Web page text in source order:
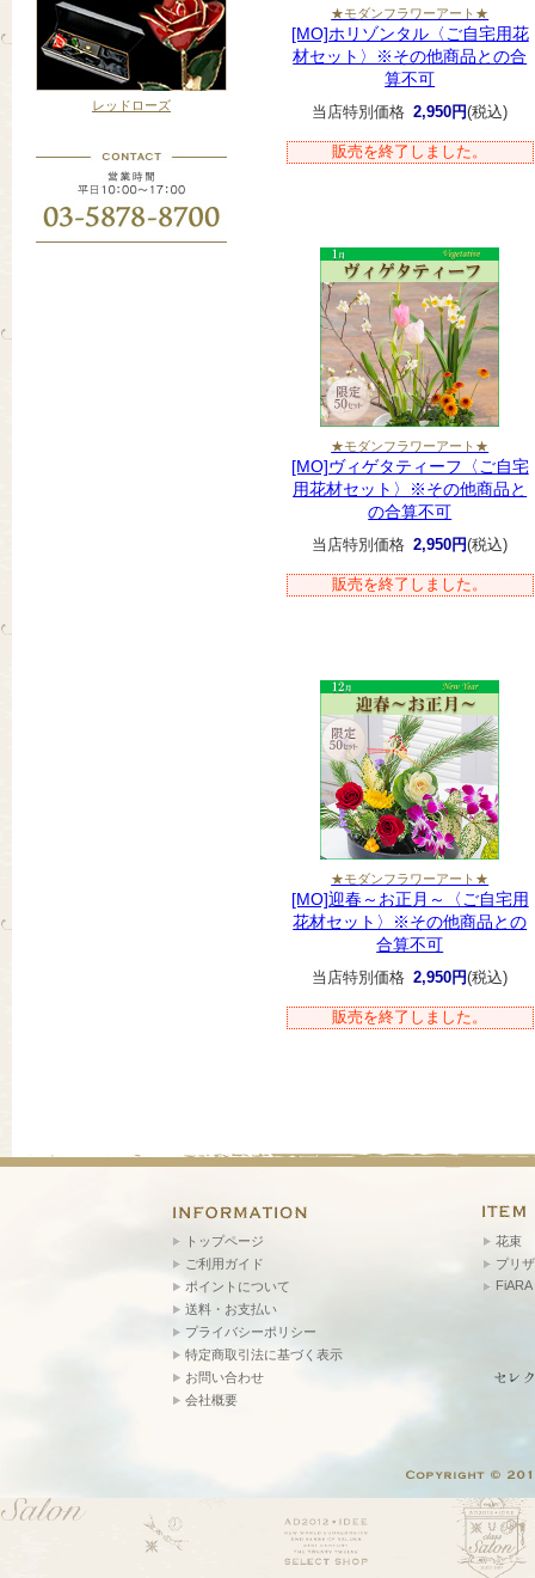
レッドローズ
★モダンフラワーアート★
[MO]ホリゾンタル〈ご自宅用花
材セット〉※その他商品との合
算不可
当店特別価格 2,950円(税込)
販売を終了しました。
★モダンフラワーアート★
[MO]ヴィゲタティーフ〈ご自宅
用花材セット〉※その他商品と
の合算不可
当店特別価格 2,950円(税込)
販売を終了しました。
★モダンフラワーアート★
[MO]迎春～お正月～〈ご自宅用
花材セット〉※その他商品との
合算不可
当店特別価格 2,950円(税込)
販売を終了しました。
トップページ
ご利用ガイド
ポイントについて
送料・お支払い
プライバシーポリシー
特定商取引法に基づく表示
お問い合わせ
会社概要
花束
プリ
FiARA